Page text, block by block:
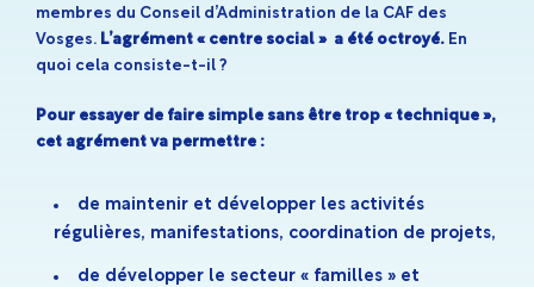
membres du Conseil d’Administration de la CAF des
Vosges. L’agrément « centre social » a été octroyé. En
quoi cela consiste-t-il ?
Pour essayer de faire simple sans être trop « technique »,
cet agrément va permettre :
de maintenir et développer les activités
régulières, manifestations, coordination de projets,
de développer le secteur « familles » et